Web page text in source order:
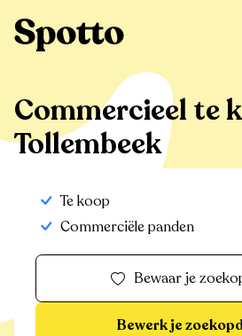
Tollembeek
Commercieel te
Tollembeek
Te koop
Commerciële panden
Bewaar je
Bewerk je